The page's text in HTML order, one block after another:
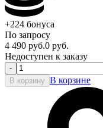
+224 бонуса
По запросу
4 490 руб.0 руб.
Недоступен к заказу
-
В корзину В корзине